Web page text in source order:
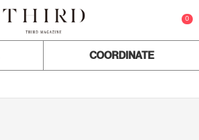
0
COORDINATE